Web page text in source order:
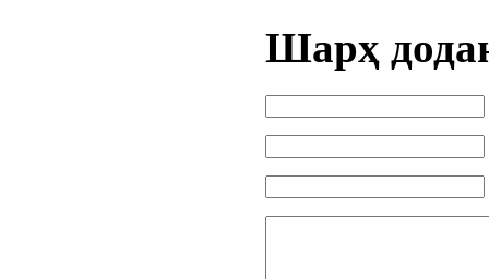
Шарҳ